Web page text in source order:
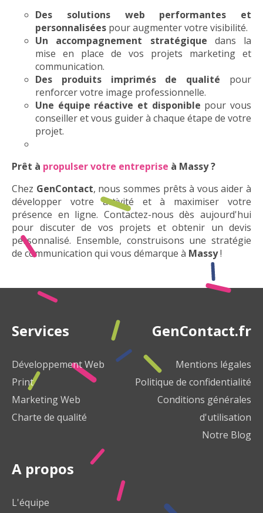
Des solutions web performantes et
personnalisées pour augmenter votre visibilité.
Un accompagnement stratégique dans la
mise en place de vos projets marketing et
communication.
Des produits imprimés de qualité pour
renforcer votre image professionnelle.
Une équipe réactive et disponible pour vous
conseiller et vous guider à chaque étape de votre
projet.
Prêt à propulser votre entreprise à Massy ?
Chez GenContact, nous sommes prêts à vous aider à
développer votre activité et à maximiser votre
présence en ligne. Contactez-nous dès aujourd'hui
pour discuter de vos projets et obtenir un devis
personnalisé. Ensemble, construisons une stratégie
de communication qui vous démarque à Massy!
Services
Développement Web
Print
Marketing Web
Charte de qualité
A propos
L'équipe
GenContact.fr
Mentions légales
Politique de confidentialité
Conditions générales
d'utilisation
Notre Blog